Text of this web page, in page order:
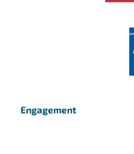
Engagement